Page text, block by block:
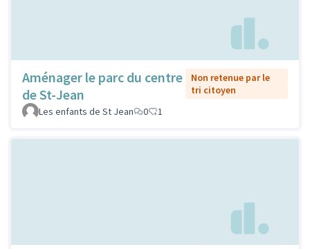
Aménager le parc du centre
de St-Jean
Non retenue par le
tri citoyen
Les enfants de St Jean
0 1